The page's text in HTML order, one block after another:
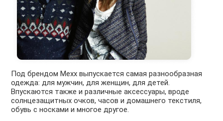
Под брендом Mexx выпускается самая разнообразная
одежда: для мужчин, для женщин, для детей.
Впускаются также и различные аксессуары, вроде
солнцезащитных очков, часов и домашнего текстиля,
обувь с носками и многое другое.